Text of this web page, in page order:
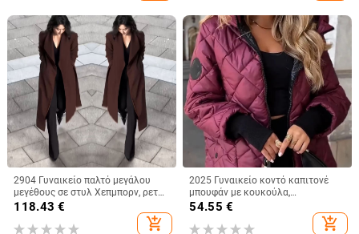
2904 Γυναικείο παλτό μεγάλου
μεγέθους σε στυλ Χεπμπορν, ρετρό
κομψό μακρύ παλτό πάνω από το
118.43 €
add_shopping_cart
2025 Γυναικείο κοντό καπιτονέ
μπουφάν με κουκούλα,
φθινοπωρινό-χειμερινό,
54.55 €
add_shopping_cart